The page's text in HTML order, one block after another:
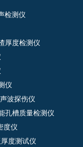
检测仪
厚度检测仪
仪
波探伤仪
孔槽质量检测仪
度仪
度测试仪